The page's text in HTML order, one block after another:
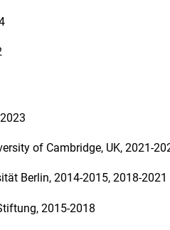
of Cambridge, UK, 2021-
Berlin, 2014-2015, 2018-2021
2015-2018